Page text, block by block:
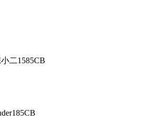
二1585CB
185CB